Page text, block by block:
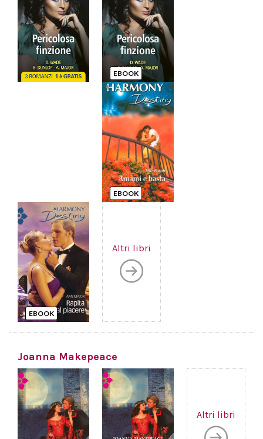
EBOOK
EBOOK
EBOOK
Altri libri
Joanna Makepeace
Altri libri